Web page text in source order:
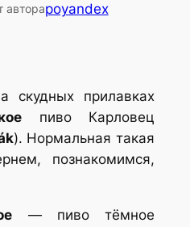
автораpoyandex
скудных прилавках
пиво Карловец
). Нормальная такая
познакомимся,
— пиво тёмное